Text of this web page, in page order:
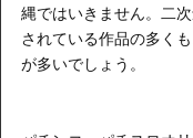
縄ではいきません。二
されている作品の多く
が多いでしょう。